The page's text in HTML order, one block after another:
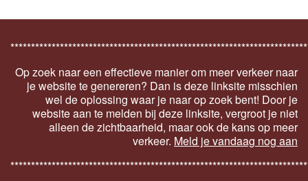
Op zoek naar een effectieve manier om meer verkeer naar
je website te genereren? Dan is deze linksite misschien
wel de oplossing waar je naar op zoek bent! Door je
website aan te melden bij deze linksite, vergroot je niet
alleen de zichtbaarheid, maar ook de kans op meer
verkeer. Meld je vandaag nog aan